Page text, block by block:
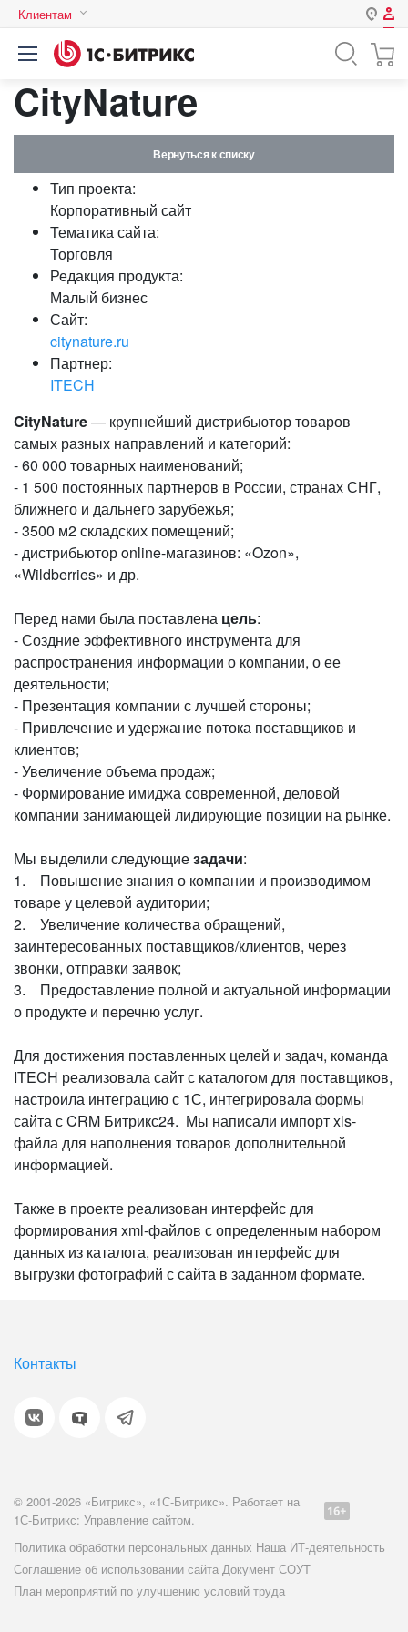
Клиентам
Авторизация
Логин
Пароль
Забыли свой пароль?
CityNature
Вернуться к списку
Тип проекта:
Корпоративный сайт
Тематика сайта:
Торговля
Редакция продукта:
Малый бизнес
Сайт:
citynature.ru
Партнер:
ITECH
CityNature— крупнейший дистрибьютор товаров
самых разных направлений и категорий:
- 60 000 товарных наименований;
- 1 500 постоянных партнеров в России, странах СНГ,
ближнего и дальнего зарубежья;
- 3500 м2 складских помещений;
- дистрибьютор online-магазинов: «Ozon»,
«Wildberries» и др.
Перед нами была поставлена цель:
- Создние эффективного инструмента для
распространения информации о компании, о ее
деятельности;
- Презентация компании с лучшей стороны;
- Привлечение и удержание потока поставщиков и
клиентов;
- Увеличение объема продаж;
- Формирование имиджа современной, деловой
компании занимающей лидирующие позиции на рынке.
Мы выделили следующиезадачи:
1. Повышение знания о компании и производимом
товаре у целевой аудитории;
2. Увеличение количества обращений,
заинтересованных поставщиков/клиентов, через
звонки, отправки заявок;
3. Предоставление полной и актуальной информации
о продукте и перечню услуг.
Для достижения поставленных целей и задач, команда
ITECH реализовала сайт с каталогом для поставщиков,
настроила интеграцию с 1С, интегрировала формы
сайта с CRM Битрикс24. Мы написали импорт xls-
файла для наполнения товаров дополнительной
информацией.
Также в проекте реализован интерфейс для
формирования xml-файлов с определенным набором
данных из каталога, реализован интерфейс для
выгрузки фотографий с сайта в заданном формате.
Контакты
© 2001-2026 «Битрикс», «1С-Битрикс». Работает на
1С-Битрикс: Управление сайтом.
Политика обработки персональных данных Наша ИТ-деятельность
Соглашение об использовании сайта Документ СОУТ
План мероприятий по улучшению условий труда